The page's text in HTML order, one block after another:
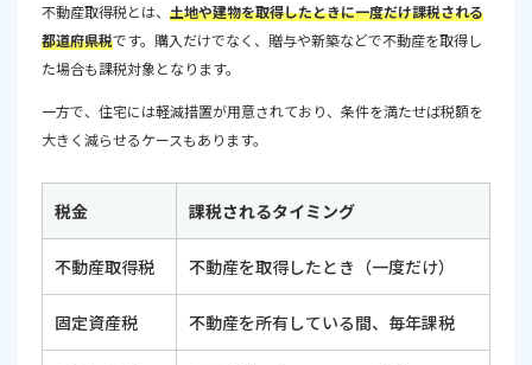
不動産取得税とは、 土地や建物を取得したときに一度だけ課税される
都道府県税です。購入だけでなく、贈与や新築などで不動産を取得し
た場合も課税対象となります。
一方で、住宅には軽減措置が用意されており、条件を満たせば税額を
大きく減らせるケースもあります。
税金 課税されるタイミング
不動産取得税 不動産を取得したとき（一度だけ）
固定資産税 不動産を所有している間、毎年課税